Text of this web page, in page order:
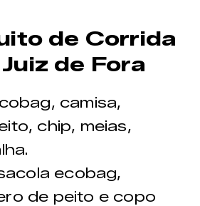
de Corrida
de Fora
camisa,
chip, meias,
ecobag,
de peito e copo